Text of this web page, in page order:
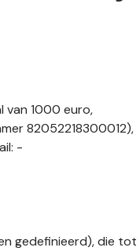
van 1000 euro,
82052218300012),
-
gedefinieerd), die tot